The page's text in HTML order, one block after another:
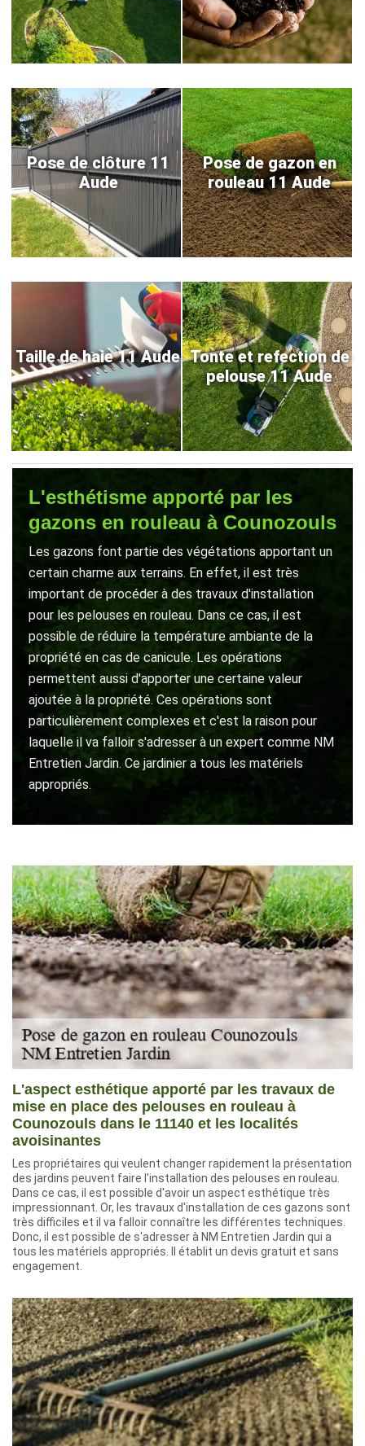
Pose de clôture 11
Aude
Pose de gazon en
rouleau 11 Aude
Taille de haie 11 Aude Tonte et refection de
pelouse 11 Aude
L'esthétisme apporté par les
gazons en rouleau à Counozouls
Les gazons font partie des végétations apportant un
certain charme aux terrains. En effet, il est très
important de procéder à des travaux d'installation
pour les pelouses en rouleau. Dans ce cas, il est
possible de réduire la température ambiante de la
propriété en cas de canicule. Les opérations
permettent aussi d'apporter une certaine valeur
ajoutée à la propriété. Ces opérations sont
particulièrement complexes et c'est la raison pour
laquelle il va falloir s'adresser à un expert comme NM
Entretien Jardin. Ce jardinier a tous les matériels
appropriés.
L'aspect esthétique apporté par les travaux de
mise en place des pelouses en rouleau à
Counozouls dans le 11140 et les localités
avoisinantes
Les propriétaires qui veulent changer rapidement la présentation
des jardins peuvent faire l'installation des pelouses en rouleau.
Dans ce cas, il est possible d'avoir un aspect esthétique très
impressionnant. Or, les travaux d'installation de ces gazons sont
très difficiles et il va falloir connaître les différentes techniques.
Donc, il est possible de s'adresser à NM Entretien Jardin qui a
tous les matériels appropriés. Il établit un devis gratuit et sans
engagement.